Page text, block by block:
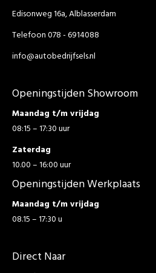
Edisonweg 16a, Alblasserdam
Telefoon 078 - 6914088
info@autobedrijfsels.nl
Openingstijden Showroom
Maandag t/m vrijdag
08:15 – 17:30 uur
Zaterdag
10.00 – 16:00 uur
Openingstijden Werkplaats
Maandag t/m vrijdag
08.15 – 17:30 u
Direct Naar